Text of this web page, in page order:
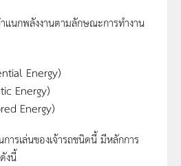
ลังงานตามลักษณะการทำงาน
Energy)
Energy)
Energy)
นของเจ้ารถชนิดนี้ มีหลักการ
งนี้